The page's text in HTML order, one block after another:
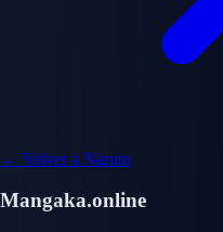
← Volver a Naruto
Mangaka.online